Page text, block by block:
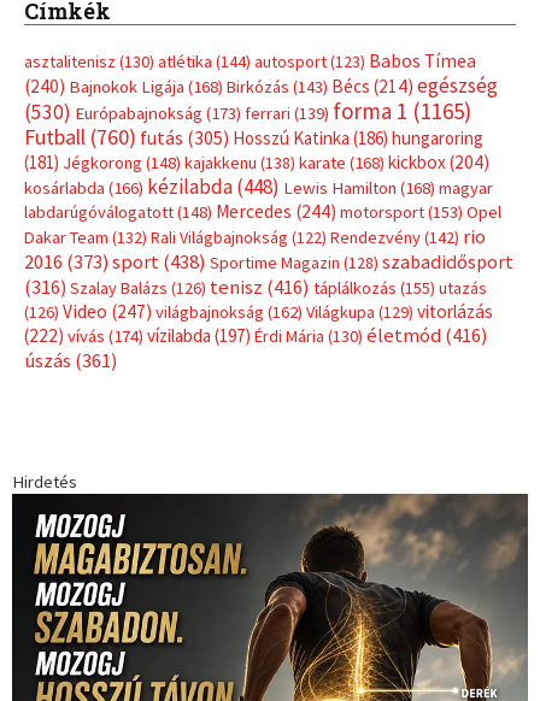
Címkék
(181)Jégkorong(148)kajakkenu(138)karate(168)kickbox(204)
kosárlabda(166) Lewis Hamilton(168)
magyar
labdarúgóválogatott(148)Mercedes (244) motorsport(153)
Opel
Dakar Team(132)Rali Világbajnokság (122) Rendezvény(142)
rio
2016(373)sport Sportime Magazin(128)szabadidősport
(316) Szalay Balázs(126) tenisz(416) táplálkozás(155)utazás
(126)Video(247)világbajnokság (162) Világkupa(129)
vitorlázás
(222) vívás(174) (197) Érdi Mária(130)életmód(416)
úszás(361)